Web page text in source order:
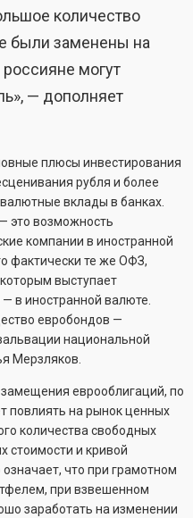
количество
были заменены на
могут
— дополняет
плюсы инвестирования
рубля и более
вклады в банках.
это возможность
компании в иностранной
фактически те же ОФЗ,
выступает
в иностранной валюте.
евробондов —
национальной
Мерзляков.
еврооблигаций, по
повлиять на рынок ценных
количества свободных
стоимости и кривой
что при грамотном
при взвешенном
заработать на изменении